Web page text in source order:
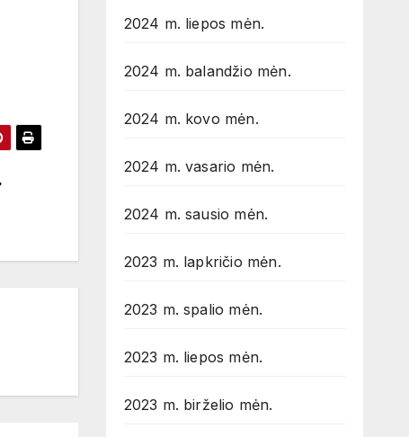
2024 m. liepos mėn.
2024 m. balandžio mėn.
2024 m. kovo mėn.
2024 m. vasario mėn.
2024 m. sausio mėn.
2023 m. lapkričio mėn.
2023 m. spalio mėn.
2023 m. liepos mėn.
2023 m. birželio mėn.